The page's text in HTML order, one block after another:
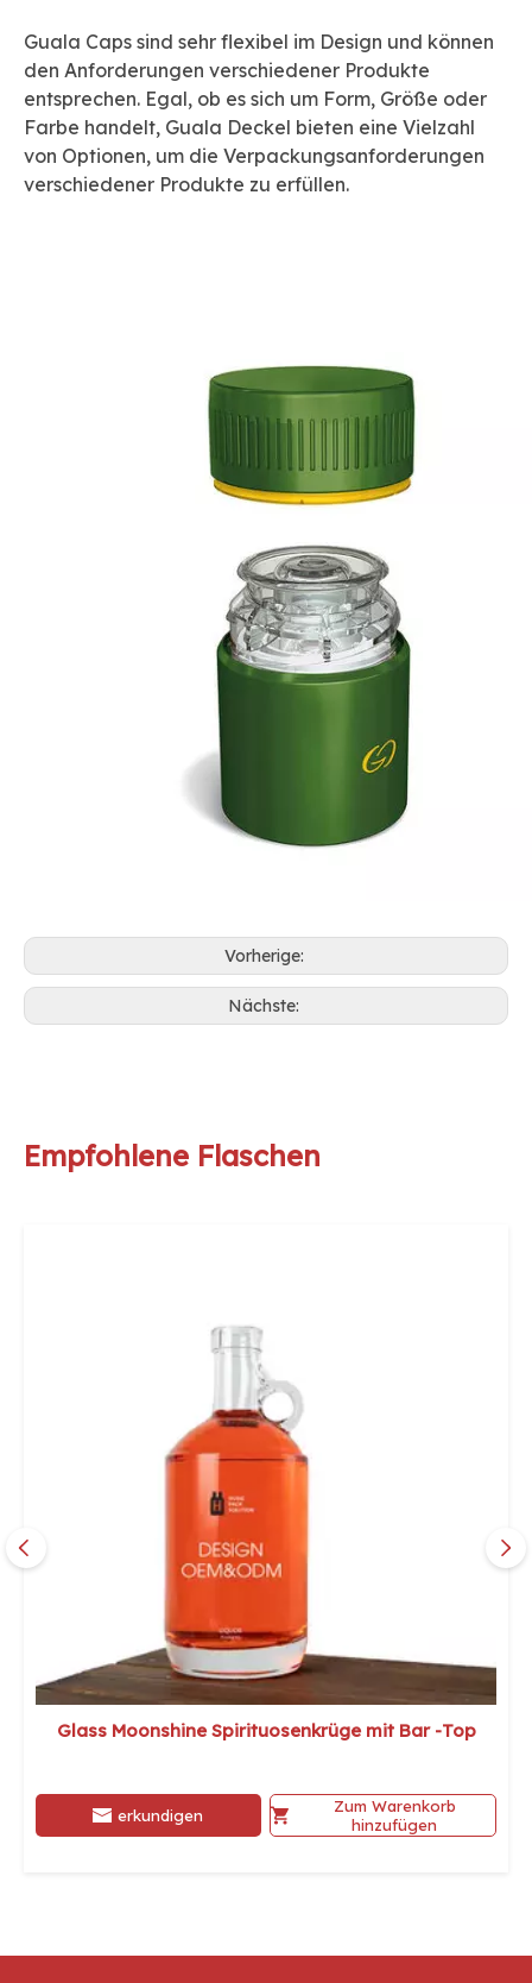
Guala Caps sind sehr flexibel im Design und können
den Anforderungen verschiedener Produkte
entsprechen. Egal, ob es sich um Form, Größe oder
Farbe handelt, Guala Deckel bieten eine Vielzahl
von Optionen, um die Verpackungsanforderungen
verschiedener Produkte zu erfüllen.
Vorherige:
Nächste:
Empfohlene Flaschen
Glass Moonshine Spirituosenkrüge mit Bar -Top
erkundigen
Zum Warenkorb
hinzufügen